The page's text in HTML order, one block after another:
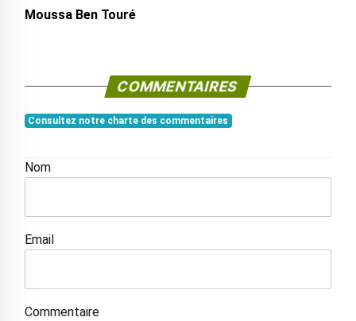
Moussa Ben Touré
COMMENTAIRES
Consultez notre charte des commentaires
Nom
Email
Commentaire